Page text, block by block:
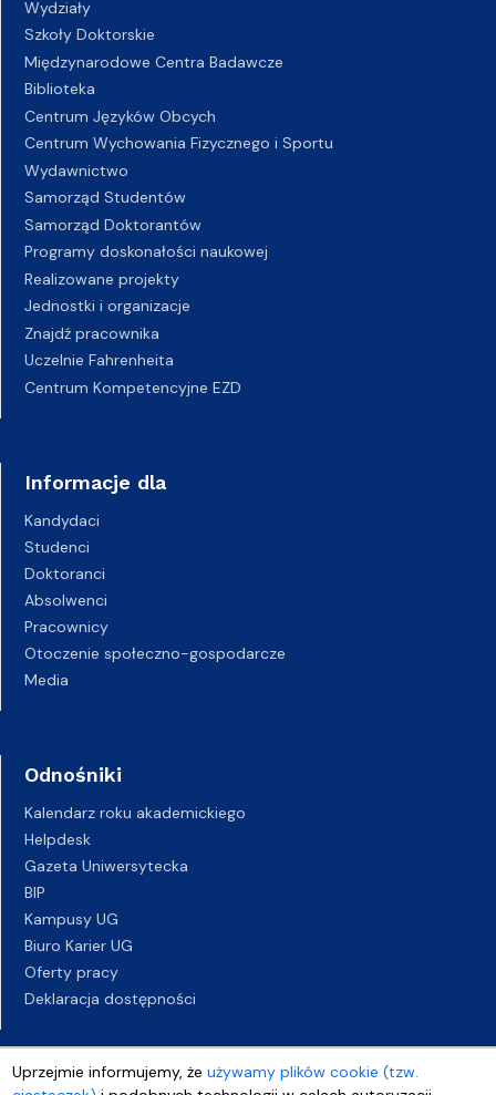
Uprzejmie informujemy, żeużywamy plików cookie (tzw.
Wydziały
Szkoły Doktorskie
Międzynarodowe Centra Badawcze
Biblioteka
Centrum Języków Obcych
Centrum Wychowania Fizycznego i Sportu
Wydawnictwo
Samorząd Studentów
Samorząd Doktorantów
Programy doskonałości naukowej
Realizowane projekty
Jednostki i organizacje
Znajdź pracownika
Uczelnie Fahrenheita
Centrum Kompetencyjne EZD
Informacje dla
Kandydaci
Studenci
Doktoranci
Absolwenci
Pracownicy
Otoczenie społeczno-gospodarcze
Media
Odnośniki
Kalendarz roku akademickiego
Helpdesk
Gazeta Uniwersytecka
BIP
Kampusy UG
Biuro Karier UG
Oferty pracy
Deklaracja dostępności